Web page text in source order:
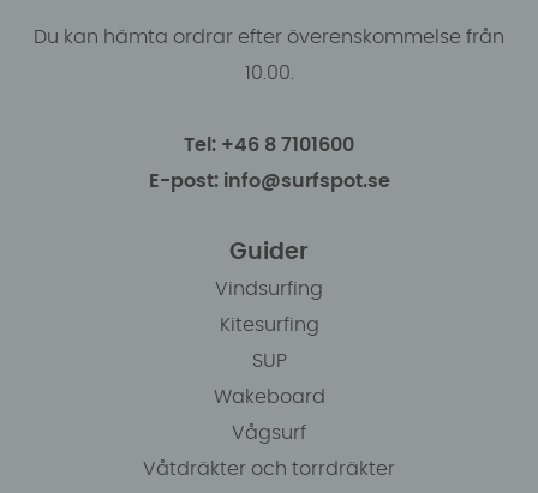
Du kan hämta ordrar efter överenskommelse från
10.00.
Tel: +46 8 7101600
E-post: info@surfspot.se
Guider
Vindsurfing
Kitesurfing
SUP
Wakeboard
Vågsurf
Våtdräkter och torrdräkter